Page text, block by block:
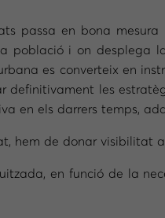
passa en bona mesura
població i on
es converteix en
definitivament les
en els darrers temps,
hem de donar visibilitat
en funció de la